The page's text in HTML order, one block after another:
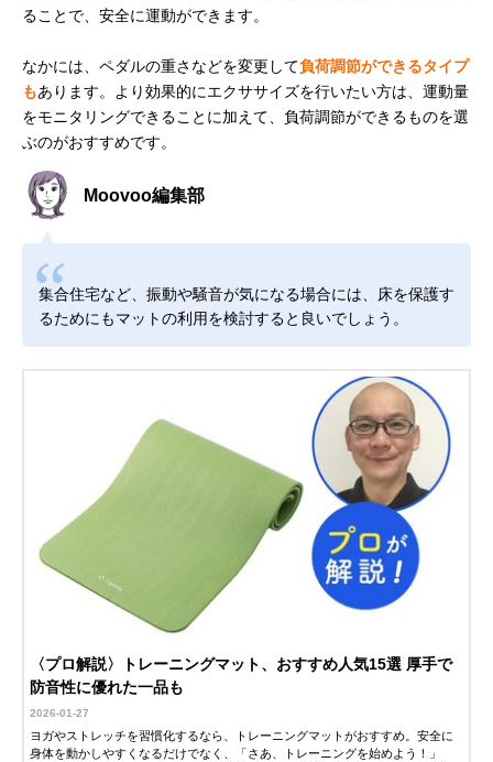
ることで、安全に運動ができます。
なかには、ペダルの重さなどを変更して負荷調節ができるタイプ
もあります。より効果的にエクササイズを行いたい方は、運動量
をモニタリングできることに加えて、負荷調節ができるものを選
ぶのがおすすめです。
Moovoo編集部
集合住宅など、振動や騒音が気になる場合には、床を保護す
るためにもマットの利用を検討すると良いでしょう。
〈プロ解説〉トレーニングマット、おすすめ人気15選 厚手で
防音性に優れた一品も
2026-01-27
ヨガやストレッチを習慣化するなら、トレーニングマットがおすすめ。安全に
身体を動かしやすくなるだけでなく、「さあ、トレーニングを始めよう！」